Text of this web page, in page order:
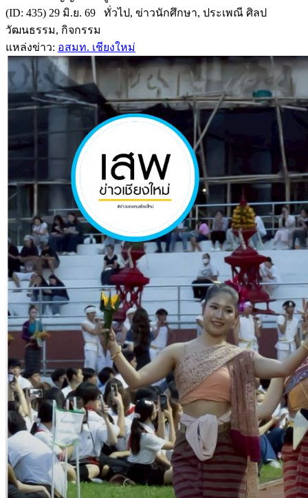
(ID: 435) 29 มิ.ย. 69 ทั่วไป, ข่าวนักศึกษา, ประเพณี ศิลป
วัฒนธรรม, กิจกรรม
แหล่งข่าว: อสมท. เชียงใหม่